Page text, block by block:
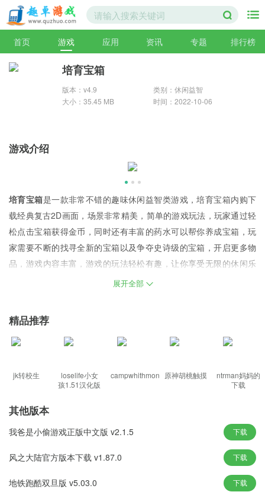
首页 游戏 应用 资讯 专题 排行榜
培育宝箱
版本：v4.9
类别：休闲益智
大小：35.45 MB
时间：2022-10-06
游戏介绍
培育宝箱是一款非常不错的趣味休闲益智类游戏，培育宝箱内购下
载经典复古2D画面，场景非常精美，简单的游戏玩法，玩家通过轻
松点击宝箱获得金币，同时还有丰富的药水可以帮你养成宝箱，玩
家需要不断的找寻全新的宝箱以及争夺史诗级的宝箱，开启更多物
品，游戏内容丰富，游戏的玩法轻松有趣，让你享受无限的休闲乐
趣。喜欢的朋友赶紧下载吧。
培育宝箱是一款像素画风的休闲类放置游戏，以培养宝箱为核心，
轻松的放置点击玩法，游戏中，你的敌人会千方百计的去夺回宝
来获得财富，还得不断的升级宝箱。你召回来的宝贝们肯定能帮
你，再加上你无穷的法力，肯定能把敌人击退，获得更多金币和宝
物，感兴趣的小伙伴快来下载体验吧。
培育宝箱内购下载特色
2、升级宝箱可以获得更多的金币并且提高效率;
3、全新的游戏玩法，饲养宝箱你从来没有过的体验;
展开全部
精品推荐
jk转校生
loselife小女
孩1.51汉化版
campwhithmon 原神胡桃触摸
ntrman妈妈的
下载
其他版本
我爸是小偷游戏正版中文版 v2.1.5 下载
风之大陆官方版本下载 v1.87.0 下载
地铁跑酷双旦版 v5.03.0 下载